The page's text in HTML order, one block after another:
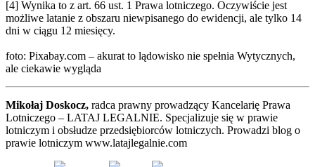
[4] Wynika to z art. 66 ust. 1 Prawa lotniczego. Oczywiście jest
możliwe latanie z obszaru niewpisanego do ewidencji, ale tylko 14
dni w ciągu 12 miesięcy.
foto: Pixabay.com – akurat to lądowisko nie spełnia Wytycznych,
ale ciekawie wygląda
Mikołaj Doskocz, radca prawny prowadzący Kancelarię Prawa
Lotniczego – LATAJ LEGALNIE. Specjalizuje się w prawie
lotniczym i obsłudze przedsiębiorców lotniczych. Prowadzi blog o
prawie lotniczym www.latajlegalnie.com